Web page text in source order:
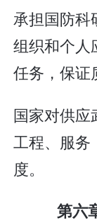
承担国防科
组织和个人
任务，保证
国家对供应
工程、服务
度。
第六